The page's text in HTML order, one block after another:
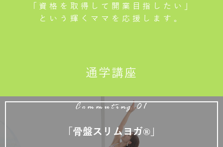
「資格を取得して開業目指したい」
という輝くママを応援します。
通学講座
Commuting 01
「骨盤スリムヨガ®」